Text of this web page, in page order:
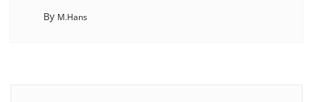
By M.Hans